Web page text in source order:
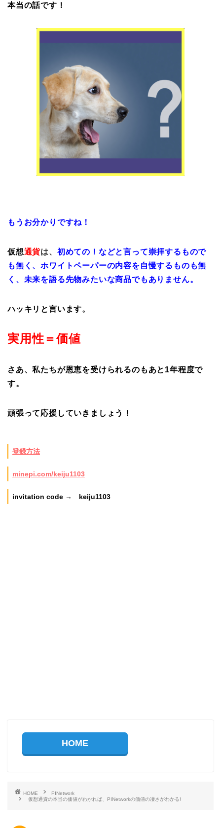
本当の話です！
もうお分かりですね！
仮想通貨は、 初めての！などと言って崇拝するもので
も無く、ホワイトペーパーの内容を自慢するもの も無
く、未来を語る先物みたいな商品でもありません。
ハッキリと言います。
実用性＝価値
さあ、私たちが恩恵を受けられるのもあと1年程度で
す。
頑張って応援していきましょう！
登録方法
minepi.com/keiju1103
invitation code → keiju1103
HOME
HOME
PINetwork
仮想通貨の本当の価値がわかれば、PINetworkの価値の凄さがわかる!